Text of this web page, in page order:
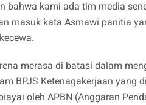
bahwa kami ada tim media
masuk kata Asmawi panitia
merasa di batasi dalam
BPJS Ketenagakerjaan yang
oleh APBN (Anggaran